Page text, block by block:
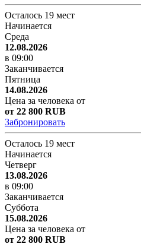
Осталось 19 мест
Начинается
Среда
12.08.2026
в 09:00
Заканчивается
Пятница
14.08.2026
Цена за человека от
от 22 800 RUB
Забронировать
Осталось 19 мест
Начинается
Четверг
13.08.2026
в 09:00
Заканчивается
Суббота
15.08.2026
Цена за человека от
от 22 800 RUB